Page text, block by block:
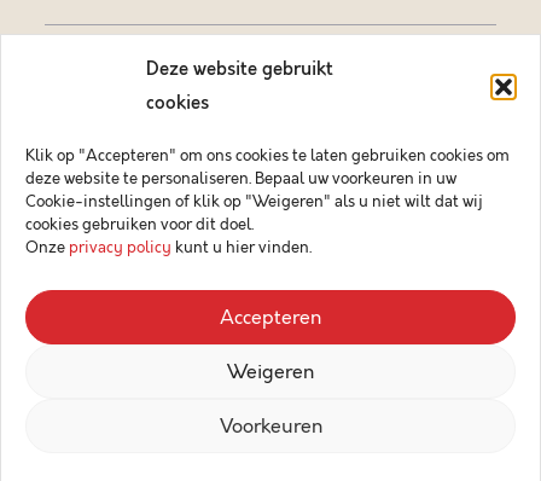
Deze website gebruikt
cookies
Klik op "Accepteren" om ons cookies te laten gebruiken cookies om
deze website te personaliseren. Bepaal uw voorkeuren in uw
Cookie-instellingen of klik op "Weigeren" als u niet wilt dat wij
cookies gebruiken voor dit doel.
Onze privacy policy kunt u hier vinden.
Accepteren
Weigeren
Voorkeuren
Vastgoedmakelaar-bemiddelaar BIV België BIV 505084
Ondernemingsnummer BTW-BE 0878.744.081 BA &
borgstelling via NV AXA Belgium (polisnr. 730.390.160)
© 2026 Key Immo
Disclaimer
Privacybeleid
Design & Code by Compagnon